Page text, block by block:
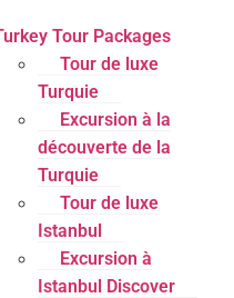
Tour Packages
Tour de luxe
Turquie
Excursion à la
découverte de la
Turquie
Tour de luxe
Istanbul
Excursion à
Istanbul Discover